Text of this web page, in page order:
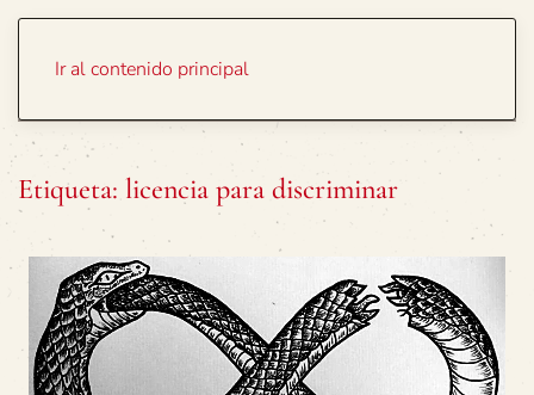
Ir al contenido principal
Etiqueta: licencia para discriminar